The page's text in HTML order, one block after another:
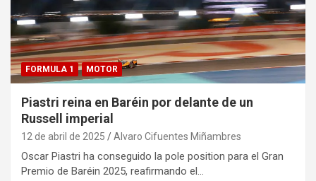
FORMULA 1 MOTOR
Piastri reina en Baréin por delante de un
Russell imperial
12 de abril de 2025 Alvaro Cifuentes Miñambres
Oscar Piastri ha conseguido la pole position para el Gran
Premio de Baréin 2025, reafirmando el…